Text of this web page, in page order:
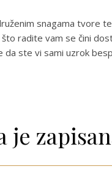
snagama tvore
radite vam se čini
da ste vi sami uzrok
je